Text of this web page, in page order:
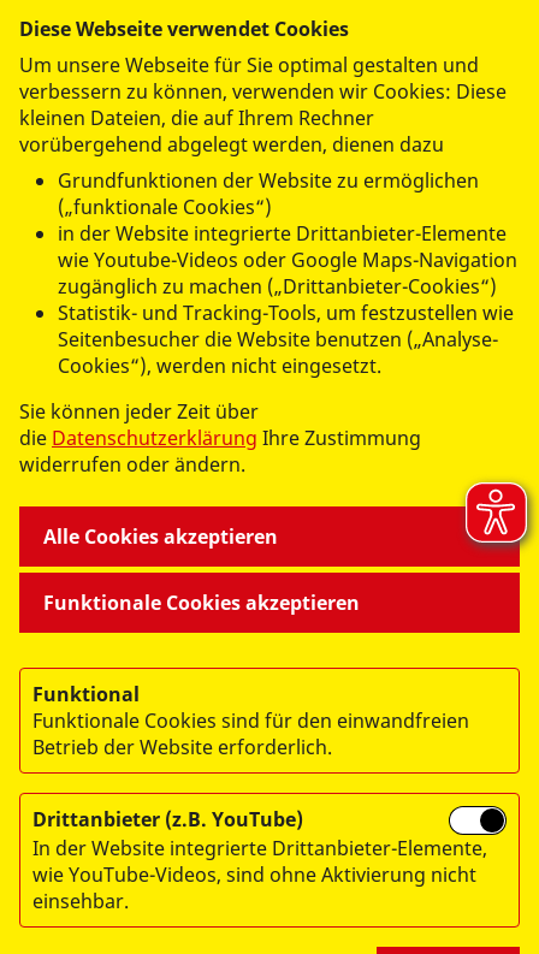
datenschutzkonform mit
UNSERE DIENSTLEISTUNGEN
KARRIERE UND ENGAGEMENT
© 2026 ASB Königstein/Pirna e. V.
Impressum
Datenschutz
Erklärung zur Barrierefreiheit
Presse
ASB Intranet
Mitarbeiterportal
Diese Webseite verwendet Cookies
Um unsere Webseite für Sie optimal gestalten und
verbessern zu können, verwenden wir Cookies: Diese
kleinen Dateien, die auf Ihrem Rechner
vorübergehend abgelegt werden, dienen dazu
Grundfunktionen der Website zu ermöglichen
(„funktionale Cookies“)
in der Website integrierte Drittanbieter-Elemente
wie Youtube-Videos oder Google Maps-Navigation
zugänglich zu machen („Drittanbieter-Cookies“)
Statistik- und Tracking-Tools, um festzustellen wie
Seitenbesucher die Website benutzen („Analyse-
Cookies“), werden nicht eingesetzt.
Sie können jeder Zeit über
die Datenschutzerklärung Ihre Zustimmung
widerrufen oder ändern.
Funktionale Cookies akzeptieren
Alle Cookies akzeptieren
Funktional
Funktionale Cookies sind für den einwandfreien
Betrieb der Website erforderlich.
Drittanbieter (z.B. YouTube)
In der Website integrierte Drittanbieter-Elemente,
wie YouTube-Videos, sind ohne Aktivierung nicht
einsehbar.